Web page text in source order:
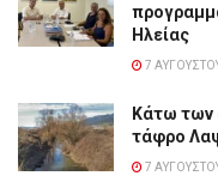
Ηλείας
7
Κάτω των
τάφρο
7